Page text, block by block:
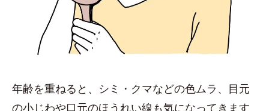
年齢を重ねると、シミ・クマなどの色ムラ、目元
の小じわや口元のほうれい線も気になってきます